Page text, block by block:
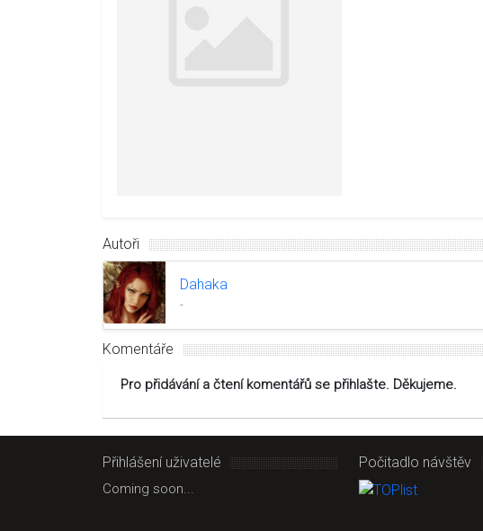
Autoři
Dahaka
-
Komentáře
Pro přidávání a čtení komentářů se přihlašte. Děkujeme.
Přihlášení uživatelé
Coming soon...
Počitadlo návštěv